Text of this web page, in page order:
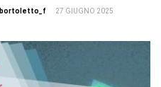
bortoletto_f 27 GIUGNO 2025